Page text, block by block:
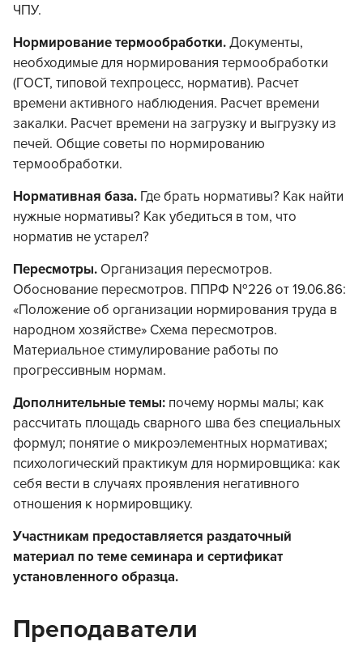
ЧПУ.
Нормирование термообработки. Документы,
необходимые для нормирования термообработки
(ГОСТ, типовой техпроцесс, норматив). Расчет
времени активного наблюдения. Расчет времени
закалки. Расчет времени на загрузку и выгрузку из
печей. Общие советы по нормированию
термообработки.
Нормативная база. Где брать нормативы? Как найти
нужные нормативы? Как убедиться в том, что
норматив не устарел?
Пересмотры. Организация пересмотров.
Обоснование пересмотров. ППРФ №226 от 19.06.86:
«Положение об организации нормирования труда в
народном хозяйстве» Схема пересмотров.
Материальное стимулирование работы по
прогрессивным нормам.
Дополнительные темы: почему нормы малы; как
рассчитать площадь сварного шва без специальных
формул; понятие о микроэлементных нормативах;
психологический практикум для нормировщика: как
себя вести в случаях проявления негативного
отношения к нормировщику.
Участникам предоставляется раздаточный
материал по теме семинара и сертификат
установленного образца.
Преподаватели